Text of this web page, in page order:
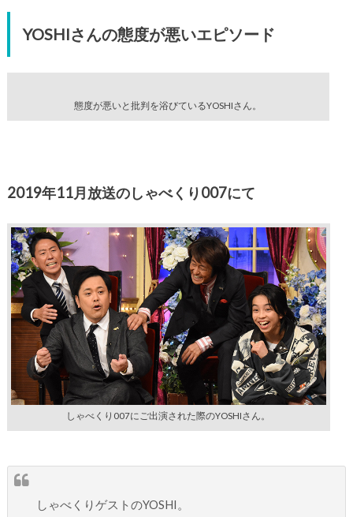
YOSHIさんの態度が悪いエピソード
態度が悪いと批判を浴びているYOSHIさん。
2019年11月放送のしゃべくり007にて
しゃべくり007にご出演された際のYOSHIさん。
しゃべくりゲストのYOSHI。